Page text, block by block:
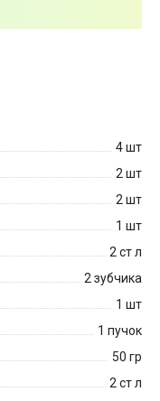
4шт
2 шт
2 шт
1 шт
2 ст л
2 зубчика
1 шт
1 пучок
50 гр
2 ст л